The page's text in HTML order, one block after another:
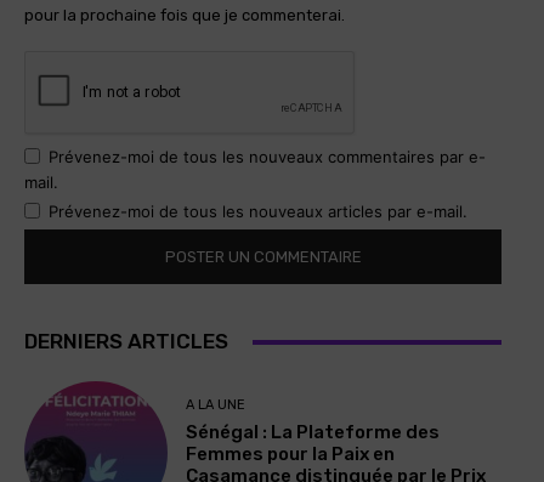
pour la prochaine fois que je commenterai.
Prévenez-moi de tous les nouveaux commentaires par e-
mail.
Prévenez-moi de tous les nouveaux articles par e-mail.
DERNIERS ARTICLES
A LA UNE
Sénégal : La Plateforme des
Femmes pour la Paix en
Casamance distinguée par le Prix